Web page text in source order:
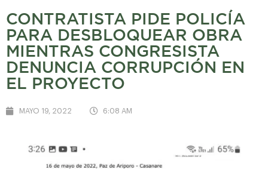
CONTRATISTA PIDE POLICÍA
PARA DESBLOQUEAR OBRA
MIENTRAS CONGRESISTA
DENUNCIA CORRUPCIÓN EN
EL PROYECTO
MAYO 19, 2022 6:08 AM